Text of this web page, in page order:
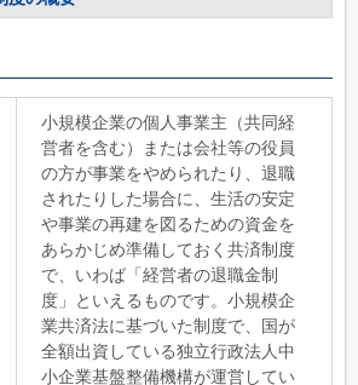
小規模企業の個人事業主（共同経
営者を含む）または会社等の役員
の方が事業をやめられたり、退職
されたりした場合に、生活の安定
や事業の再建を図るための資金を
あらかじめ準備しておく共済制度
で、いわば「経営者の退職金制
度」といえるものです。小規模企
業共済法に基づいた制度で、国が
全額出資している独立行政法人中
小企業基盤整備機構が運営してい